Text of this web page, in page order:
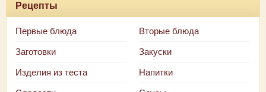
Рецепты
Первые блюда Вторые блюда
Заготовки Закуски
Изделия из теста Напитки